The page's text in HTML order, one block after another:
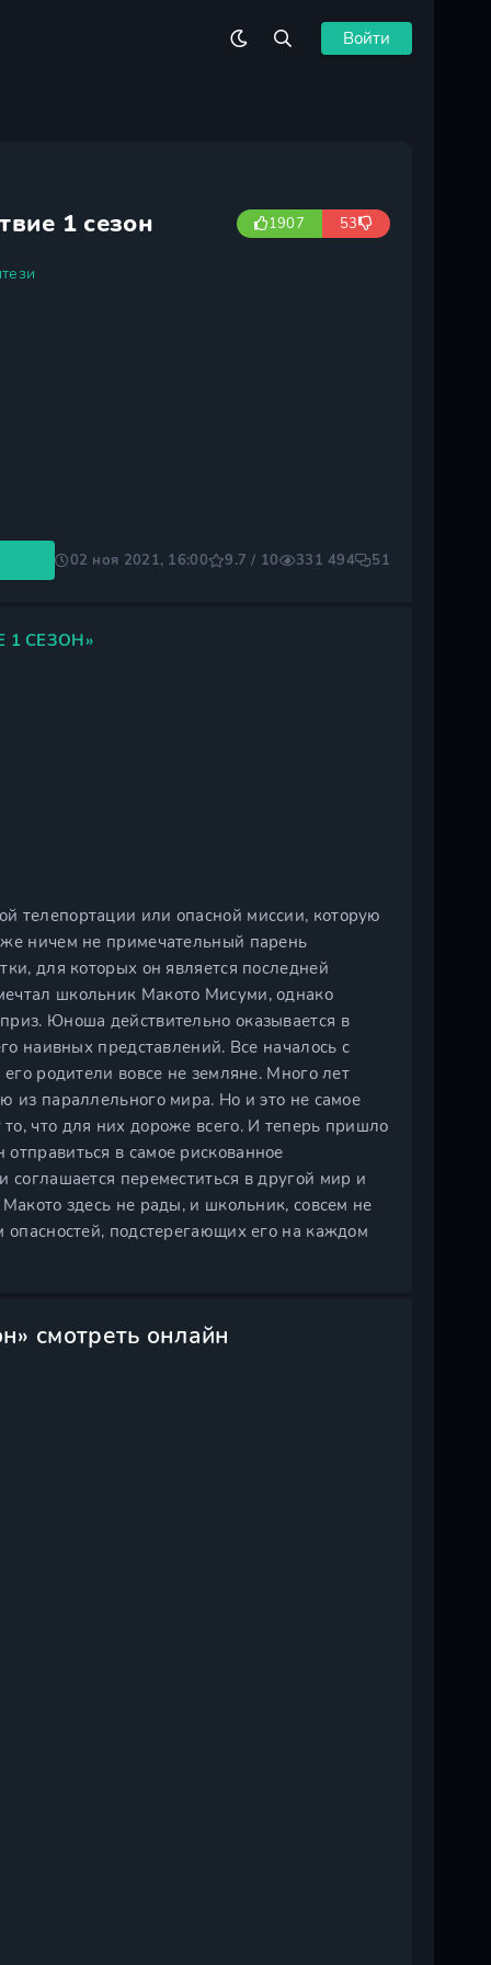
Войти
1 сезон 1907 53
02 ноя 2021, 16:00 9.7 / 10 331 494 51
СЕЗОН»
телепортации или опасной миссии, которую
ничем не примечательный парень
для которых он является последней
школьник Макото Мисуми, однако
Юноша действительно оказывается в
наивных представлений. Все началось с
родители вовсе не земляне. Много лет
из параллельного мира. Но и это не самое
что для них дороже всего. И теперь пришло
в самое рискованное
переместиться в другой мир и
здесь не рады, и школьник, совсем не
подстерегающих его на каждом
смотреть онлайн